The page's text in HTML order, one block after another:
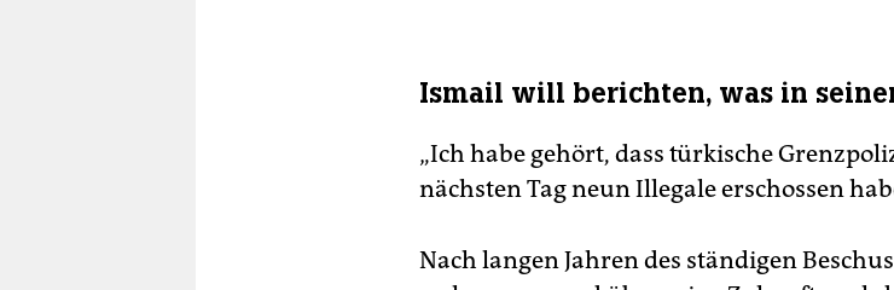
Ismail will berichten, was in
„Ich habe gehört, dass türkische
nächsten Tag neun Illegale erschossen
Nach langen Jahren des ständigen